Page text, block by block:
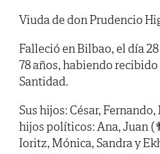
Viuda de don Prudencio
Falleció en Bilbao, el día
78 años, habiendo recibido
Santidad.
Sus hijos: César,
hijos políticos: Ana, Juan
Ioritz, Mónica, Sandra y